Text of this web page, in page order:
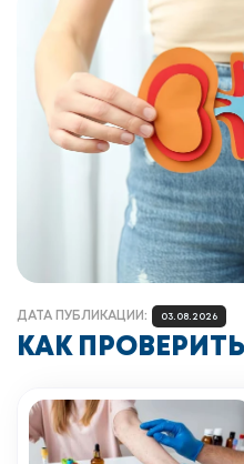
ДАТА ПУБЛИКАЦИИ: 03.08.2026
КАК